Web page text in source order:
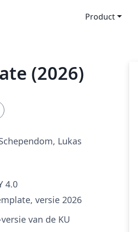
Product
(2026)
Lukas
4.0
versie 2026
van de KU